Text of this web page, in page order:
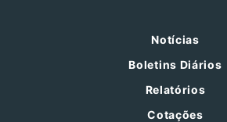
Notícias
Boletins Diários
Relatórios
Cotações